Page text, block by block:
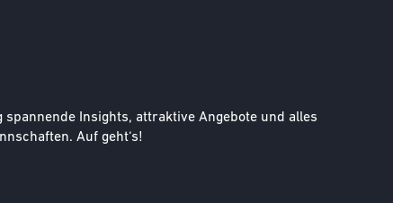
Insights, attraktive Angebote und alles
Auf geht‘s!